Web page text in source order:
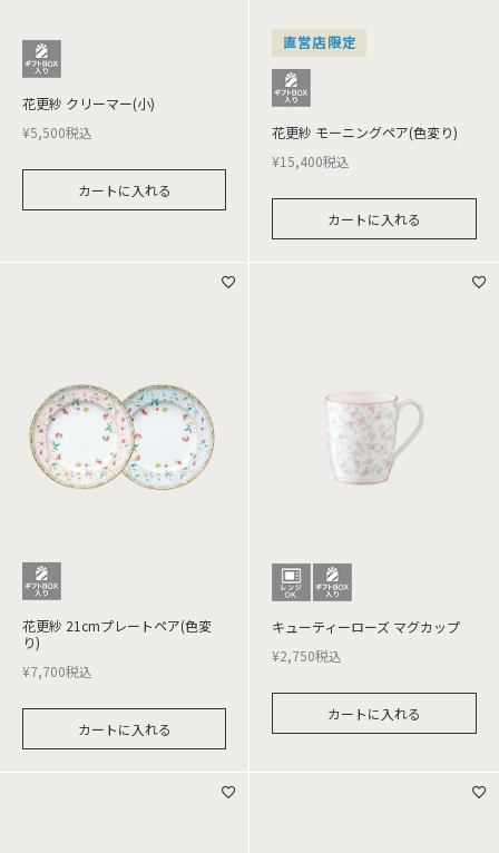
花更紗 クリーマー(小)
¥5,500税込
カートに入れる
直営店限定
花更紗 モーニングペア(色変り)
¥15,400税込
カートに入れる
花更紗 21cmプレートペア(色変
り)
¥7,700税込
カートに入れる
キューティーローズ マグカップ
¥2,750税込
カートに入れる